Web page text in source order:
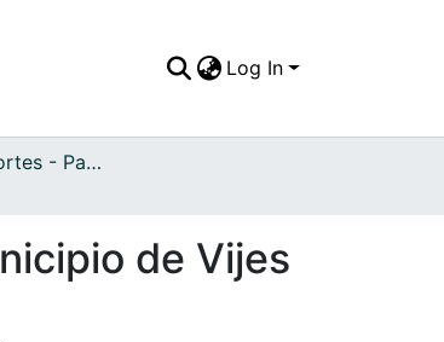
Log In
APFFVC - Deportes - Patrimonial
de Vijes